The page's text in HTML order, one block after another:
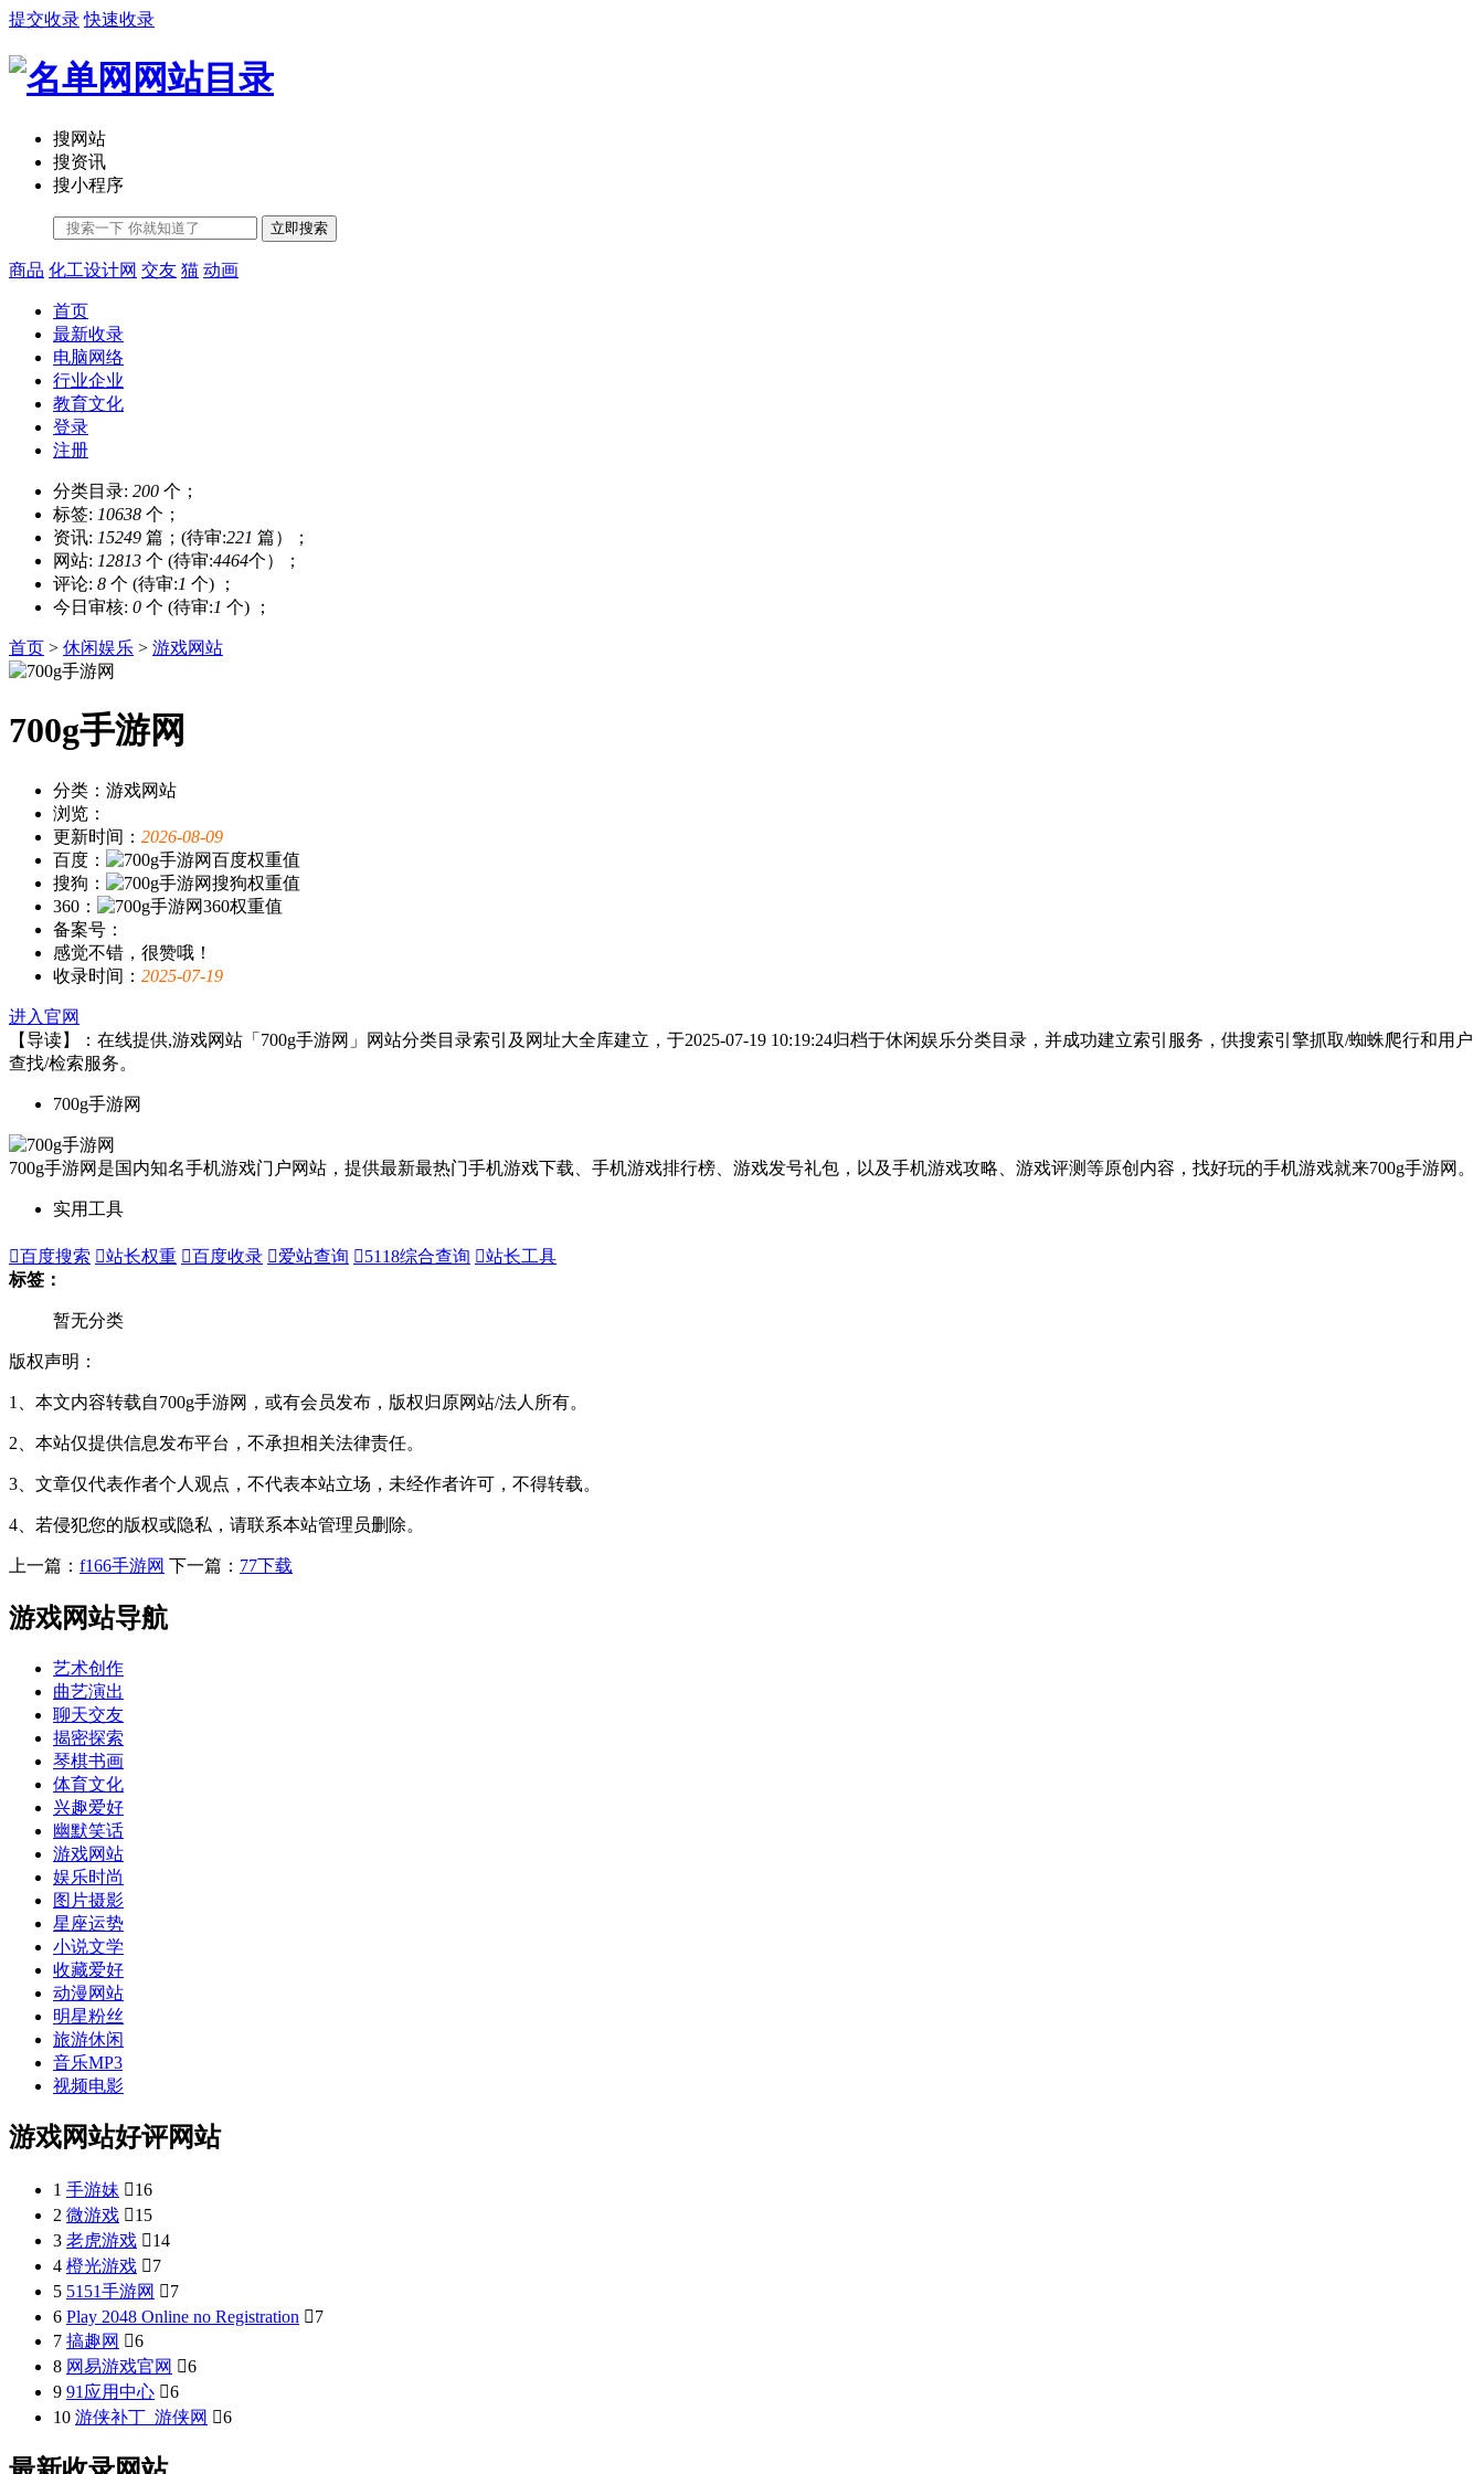
提交收录 快速收录
搜网站
搜资讯
搜小程序
立即搜索
商品 化工设计网 交友 猫 动画
首页
最新收录
电脑网络
行业企业
教育文化
登录
注册
分类目录: 200 个；
标签: 10638 个；
资讯: 15249 篇；(待审:221 篇）；
网站: 12813 个 (待审:4464个）；
评论: 8 个 (待审:1 个) ；
今日审核: 0 个 (待审:1 个) ；
首页 > 休闲娱乐 > 游戏网站
700g手游网
分类：游戏网站
浏览：
更新时间： 2026-08-09
百度：
搜狗：
360：
备案号：
感觉不错，很赞哦！
收录时间： 2025-07-19
进入官网
【导读】：在线提供,游戏网站「700g手游网」网站分类目录索引及网址大全库建立，于2025-07-19 10:19:24归档于休闲娱乐分类目录，并成功建立索引服务，供搜索引擎抓取/蜘蛛爬行和用户
查找/检索服务。
700g手游网
700g手游网是国内知名手机游戏门户网站，提供最新最热门手机游戏下载、手机游戏排行榜、游戏发号礼包，以及手机游戏攻略、游戏评测等原创内容，找好玩的手机游戏就来700g手游网。
实用工具
百度搜索 站长权重 百度收录 爱站查询 5118综合查询 站长工具
标签：
暂无分类
版权声明：
1、本文内容转载自700g手游网，或有会员发布，版权归原网站/法人所有。
2、本站仅提供信息发布平台，不承担相关法律责任。
3、文章仅代表作者个人观点，不代表本站立场，未经作者许可，不得转载。
4、若侵犯您的版权或隐私，请联系本站管理员删除。
上一篇： f166手游网 下一篇： 77下载
游戏网站导航
艺术创作
曲艺演出
聊天交友
揭密探索
琴棋书画
体育文化
兴趣爱好
幽默笑话
游戏网站
娱乐时尚
图片摄影
星座运势
小说文学
收藏爱好
动漫网站
明星粉丝
旅游休闲
音乐MP3
视频电影
游戏网站好评网站
1 手游妹 16
2 微游戏 15
3 老虎游戏 14
4 橙光游戏 7
5 5151手游网 7
6 Play 2048 Online no Registration 7
7 搞趣网 6
8 网易游戏官网 6
9 91应用中心 6
10 游侠补丁_游侠网 6